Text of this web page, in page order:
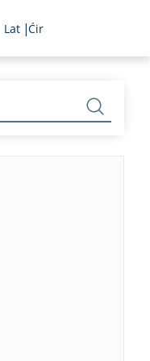
Lat Ćir